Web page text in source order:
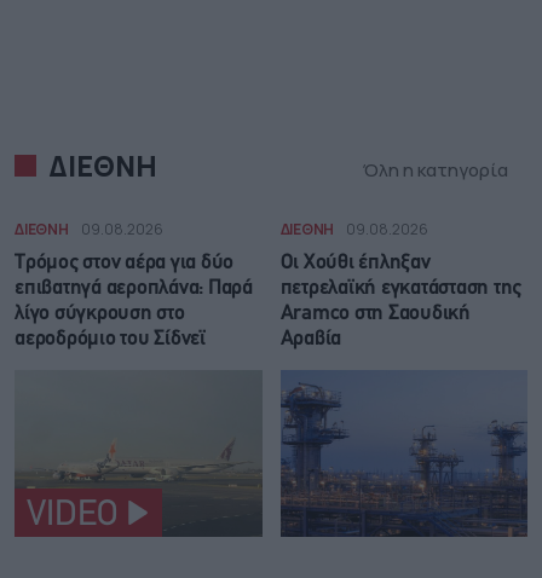
ΔΙΕΘΝΗ Όλη η κατηγορία
ΔΙΕΘΝΗ 09.08.2026
Τρόμος στον αέρα για δύο
επιβατηγά αεροπλάνα: Παρά
λίγο σύγκρουση στο
αεροδρόμιο του Σίδνεϊ
VIDEO
ΔΙΕΘΝΗ 09.08.2026
Οι Χούθι έπληξαν
πετρελαϊκή εγκατάσταση της
Aramco στη Σαουδική
Αραβία